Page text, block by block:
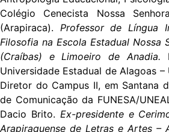
Colégio Cenecista Nossa
(Arapiraca). Professor de Língua
Filosofia na Escola Estadual Nossa
(Craíbas) e Limoeiro de Anadia.
Universidade Estadual de Alagoas
Diretor do Campus II, em Santana
de Comunicação da FUNESA/
Dacio Brito. Ex-presidente e
Arapiraquense de Letras e Artes –